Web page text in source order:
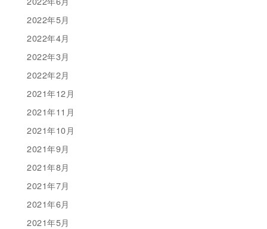
2022年5月
2022年4月
2022年3月
2022年2月
2021年12月
2021年11月
2021年10月
2021年9月
2021年8月
2021年7月
2021年6月
2021年5月